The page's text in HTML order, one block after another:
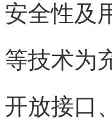
安全性及
等技术为
开放接口